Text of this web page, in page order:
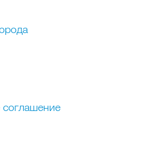
соглашение